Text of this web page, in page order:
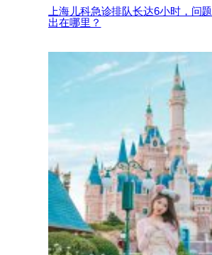
上海儿科急诊排队长达6小时，问题
出在哪里？